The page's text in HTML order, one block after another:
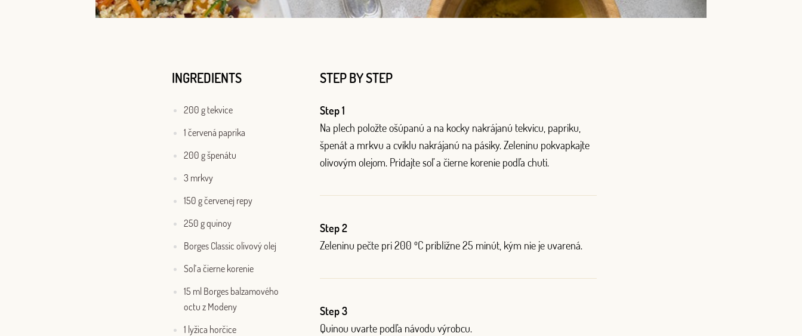
INGREDIENTS
200 g tekvice
1 červená paprika
200 g špenátu
3 mrkvy
150 g červenej repy
250 g quinoy
Borges Classic olivový olej
Soľ a čierne korenie
15 ml Borges balzamového
octu z Modeny
1 lyžica horčice
STEP BY STEP
Step 1
Na plech položte ošúpanú a na kocky nakrájanú tekvicu, papriku,
špenát a mrkvu a cviklu nakrájanú na pásiky. Zeleninu pokvapkajte
olivovým olejom. Pridajte soľ a čierne korenie podľa chuti.
Step 2
Zeleninu pečte pri 200 ºC približne 25 minút, kým nie je uvarená.
Step 3
Quinou uvarte podľa návodu výrobcu.
Log in with Facebook